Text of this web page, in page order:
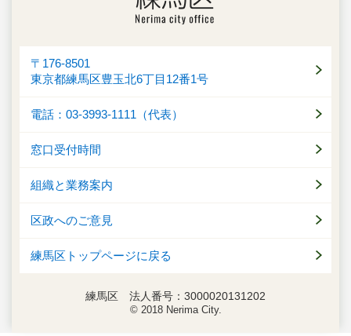
〒176-8501
東京都練馬区豊玉北6丁目12番1号
電話：03-3993-1111（代表）
窓口受付時間
組織と業務案内
区政へのご意見
練馬区トップページに戻る
練馬区 法人番号：3000020131202
© 2018 Nerima City.